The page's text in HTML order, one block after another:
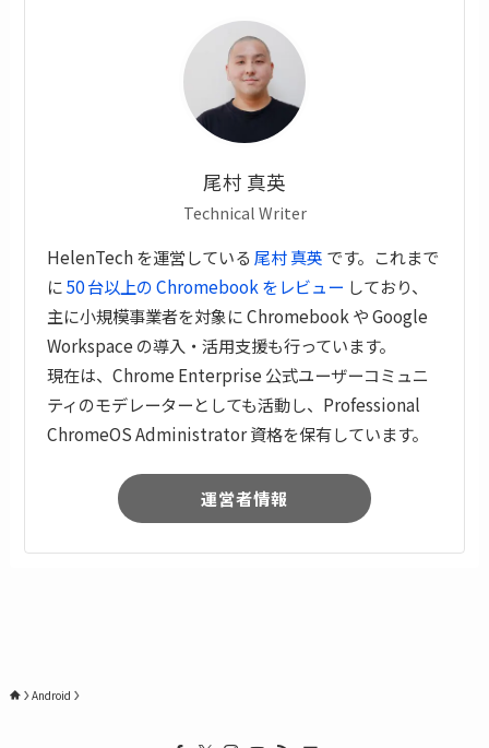
尾村 真英
Technical Writer
HelenTech を運営している 尾村 真英 です。これまで
に50 台以上の Chromebook をレビュー しており、
主に小規模事業者を対象に Chromebook や Google
Workspace の導入・活用支援も行っています。
現在は、Chrome Enterprise 公式ユーザーコミュニ
ティのモデレーターとしても活動し、Professional
ChromeOS Administrator 資格を保有しています。
運営者情報
Android